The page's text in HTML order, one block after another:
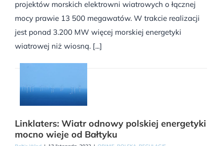
projektów morskich elektrowni wiatrowych o łącznej
mocy prawie 13 500 megawatów. W trakcie realizacji
jest ponad 3.200 MW więcej morskiej energetyki
wiatrowej niż wiosną. [...]
Linklaters: Wiatr odnowy polskiej energetyki
mocno wieje od Bałtyku